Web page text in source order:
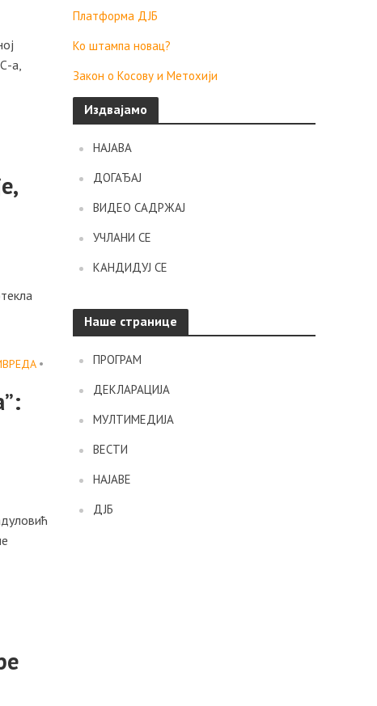
а,
•
Платформа ДЈБ
Ко штампа новац?
Закон о Косову и Метохији
Издвајамо
НАЈАВА
ДОГАЂАЈ
ВИДЕО САДРЖАЈ
УЧЛАНИ СЕ
КАНДИДУЈ СЕ
Наше странице
ПРОГРАМ
ДЕКЛАРАЦИЈА
МУЛТИМЕДИЈА
ВЕСТИ
НАЈАВЕ
ДЈБ